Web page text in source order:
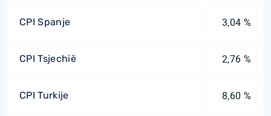
CPI Spanje 3,04 %
CPI Tsjechië 2,76 %
CPI Turkije 8,60 %